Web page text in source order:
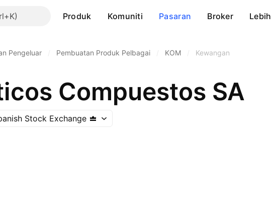
Produk Komuniti Pasaran Broker Lebih
Pengeluar Pembuatan Produk Pelbagai KOM Kewangan
Compuestos SA
Stock Exchange